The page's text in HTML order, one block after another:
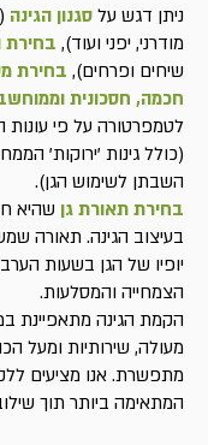
ניתן דגש על סגנון הגינה
מודרני, יפני ועוד), בחירת
שיחים ופרחים), בחירת
חכמה, חסכונית
לטמפרטורה על פי עונות
(כולל גינות 'ירוקות'
השבתן לשימוש הגן).
בחירת תאורת גן שהיא
בעיצוב הגינה. תאורה
יופיו של הגן בשעות
הצמחייה והמסלעות.
הקמת הגינה מתאפיינת
מעולה, שירותיות ומעל
מתפשרת. אנו מציעים
המתאימה ביותר תוך